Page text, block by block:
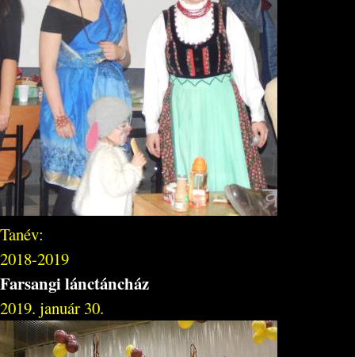
Tanév:
2018-2019
Farsangi lánctáncház
2019. január 30.